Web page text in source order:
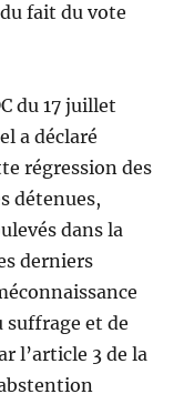
fait du vote
du 17 juillet
a déclaré
régression des
détenues,
dans la
derniers
suffrage et de
l’article 3 de la